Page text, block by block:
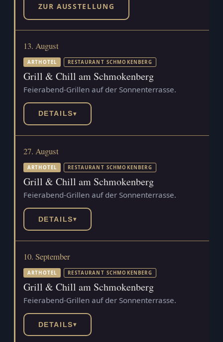
ZUR AUSSTELLUNG
13. August
ARTHOTEL RESTAURANT SCHMOKENBERG
Grill & Chill am Schmokenberg
Feierabend-Grillen auf der Sonnenterrasse.
DETAILS▾
27. August
ARTHOTEL RESTAURANT SCHMOKENBERG
Grill & Chill am Schmokenberg
Feierabend-Grillen auf der Sonnenterrasse.
DETAILS▾
10. September
ARTHOTEL RESTAURANT SCHMOKENBERG
Grill & Chill am Schmokenberg
Feierabend-Grillen auf der Sonnenterrasse.
DETAILS▾